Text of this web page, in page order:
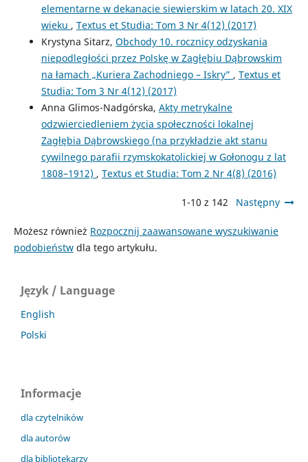
elementarne w dekanacie siewierskim w latach 20. XIX
wieku , Textus et Studia: Tom 3 Nr 4(12) (2017)
Krystyna Sitarz, Obchody 10. rocznicy odzyskania
niepodległości przez Polskę w Zagłębiu Dąbrowskim
na łamach „Kuriera Zachodniego – Iskry” , Textus et
Studia: Tom 3 Nr 4(12) (2017)
Anna Glimos-Nadgórska, Akty metrykalne
odzwierciedleniem życia społeczności lokalnej
Zagłębia Dąbrowskiego (na przykładzie akt stanu
cywilnego parafii rzymskokatolickiej w Gołonogu z lat
1808–1912) , Textus et Studia: Tom 2 Nr 4(8) (2016)
1-10 z 142 Następny
Możesz również Rozpocznij zaawansowane wyszukiwanie
podobieństwdla tego artykułu.
Język / Language
English
Polski
Informacje
dla czytelników
dla autorów
dla bibliotekarzy